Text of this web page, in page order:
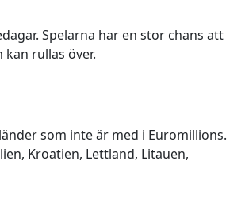
Spelarna har en stor chans att
rullas över.
som inte är med i Euromillions.
Kroatien, Lettland, Litauen,